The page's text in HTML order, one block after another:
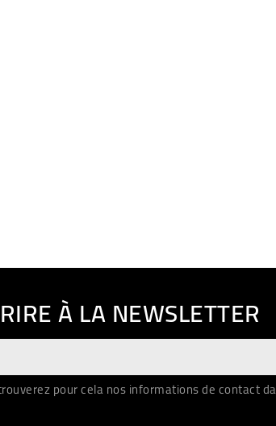
À LA NEWSLETTER
pour cela nos informations de contact